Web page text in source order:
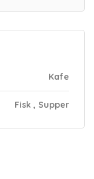
Kafe
Fisk , Supper